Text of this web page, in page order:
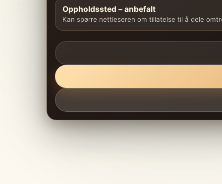
Oppholdssted – anbefalt
Kan spørre nettleseren om tillatelse til å dele